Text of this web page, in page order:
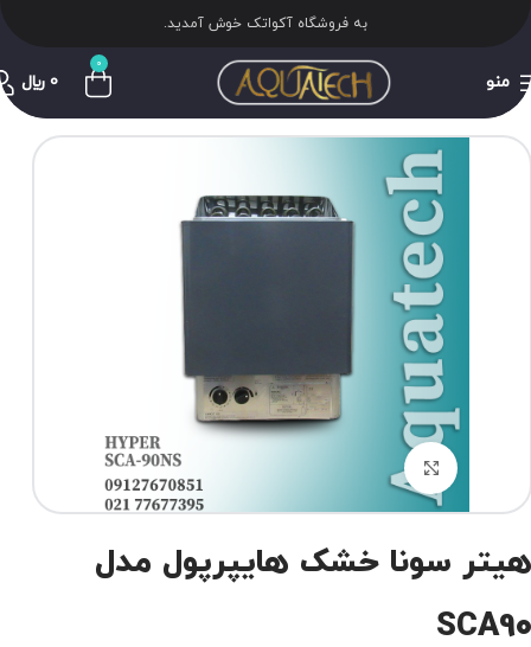
به فروشگاه آکواتک خوش آمدید.
منو
0
0 ﷼
برای بزرگنمایی کلیک کنید
سونا خشک هایپرپول مدل